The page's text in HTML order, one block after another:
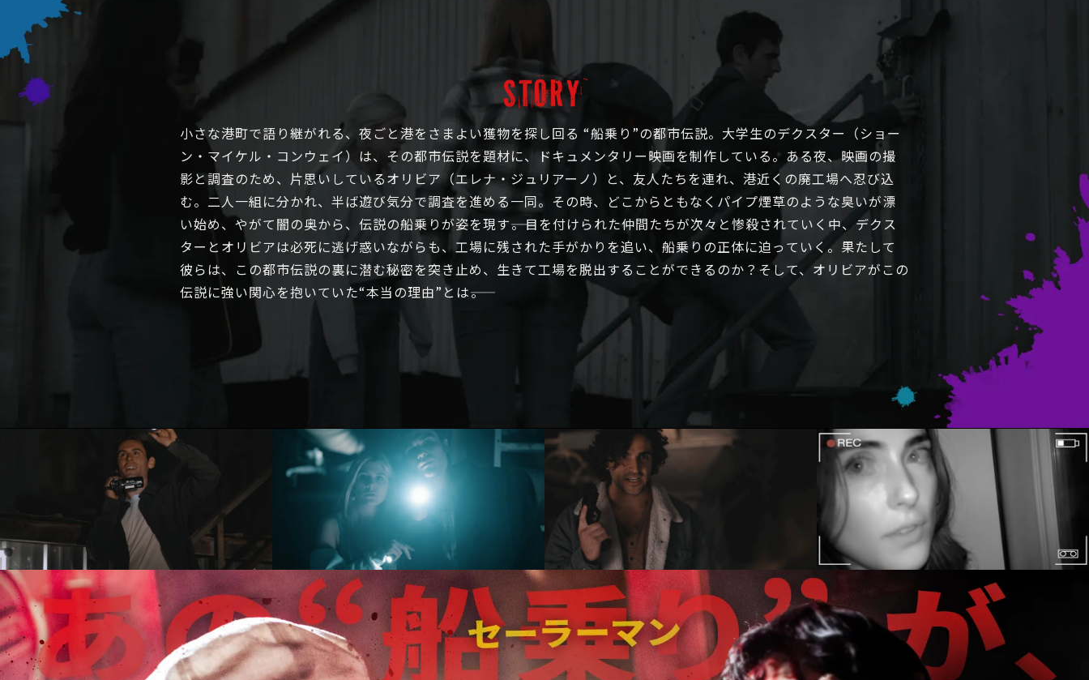
小さな港町で語り継がれる、夜ごと港をさまよい獲物を探し回る “船乗り”の都市伝説。大学生のデクスター（ショー
ン・マイケル・コンウェイ）は、その都市伝説を題材に、ドキュメンタリー映画を制作している。ある夜、映画の撮
影と調査のため、片思いしているオリビア（エレナ・ジュリアーノ）と、友人たちを連れ、港近くの廃工場へ忍び込
む。二人一組に分かれ、半ば遊び気分で調査を進める一同。その時、どこからともなくパイプ煙草のような臭いが漂
い始め、やがて闇の奥から、伝説の船乗りが姿を現す――。目を付けられた仲間たちが次々と惨殺されていく中、デクス
ターとオリビアは必死に逃げ惑いながらも、工場に残された手がかりを追い、船乗りの正体に迫っていく。果たして
彼らは、この都市伝説の裏に潜む秘密を突き止め、生きて工場を脱出することができるのか？そして、オリビアがこの
伝説に強い関心を抱いていた“本当の理由”とは――。